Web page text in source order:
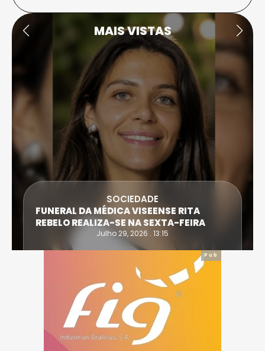
MAIS VISTAS
SOCIEDADE
FUNERAL DA MÉDICA VISEENSE RITA
REBELO REALIZA-SE NA SEXTA-FEIRA
Julho 29, 2026 . 13:15
Pub